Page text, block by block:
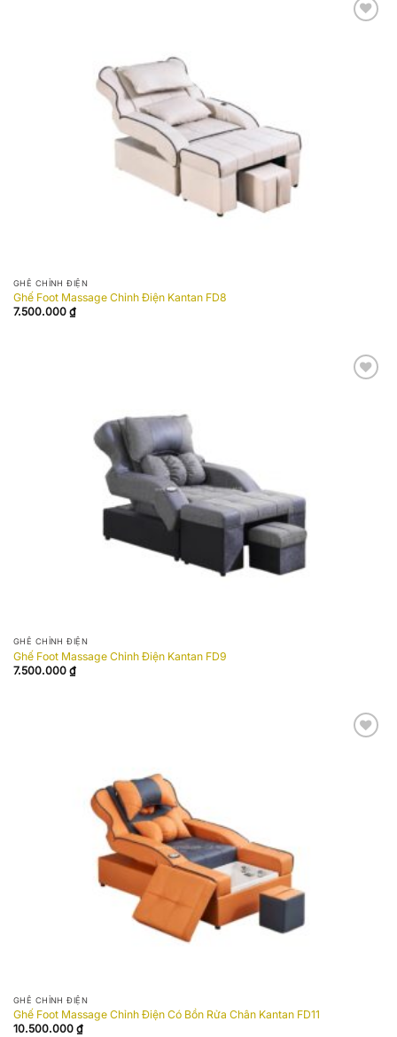
GHẾ CHỈNH ĐIỆN
Ghế Foot Massage Chỉnh Điện Kantan FD8
7.500.000 ₫
GHẾ CHỈNH ĐIỆN
Ghế Foot Massage Chỉnh Điện Kantan FD9
7.500.000 ₫
GHẾ CHỈNH ĐIỆN
Ghế Foot Massage Chỉnh Điện Có Bồn Rửa Chân Kantan FD11
10.500.000 ₫